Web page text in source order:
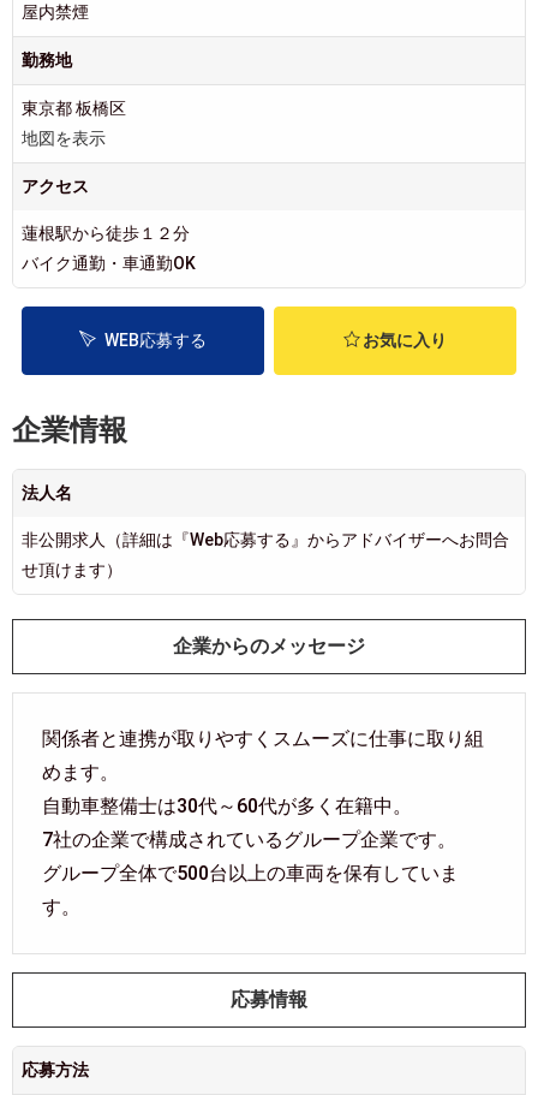
屋内禁煙
勤務地
東京都 板橋区
地図を表示
アクセス
蓮根駅から徒歩１２分
バイク通勤・車通勤OK
WEB応募する お気に入り
企業情報
法人名
非公開求人（詳細は『Web応募する』からアドバイザーへお問合
せ頂けます）
企業からのメッセージ
関係者と連携が取りやすくスムーズに仕事に取り組
めます。
自動車整備士は30代～60代が多く在籍中。
7社の企業で構成されているグループ企業です。
グループ全体で500台以上の車両を保有していま
す。
応募情報
応募方法